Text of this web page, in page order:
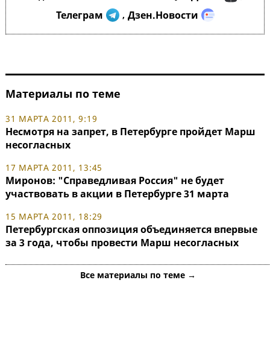
Телеграм , Дзен.Новости
Материалы по теме
31 МАРТА 2011, 9:19
Несмотря на запрет, в Петербурге пройдет Марш
несогласных
17 МАРТА 2011, 13:45
Миронов: "Справедливая Россия" не будет
участвовать в акции в Петербурге 31 марта
15 МАРТА 2011, 18:29
Петербургская оппозиция объединяется впервые
за 3 года, чтобы провести Марш несогласных
Все материалы по теме →